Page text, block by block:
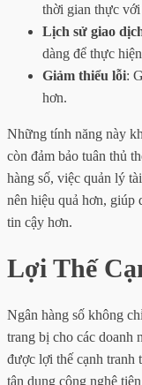
thời gian thực với
Lịch sử giao
dàng để thực
Giảm thiểu lỗi:
hơn.
Những tính năng này
còn đảm bảo tuân thủ
hàng số, việc quản lý
nên hiệu quả hơn, giúp
tin cậy hơn.
Lợi Thế
Ngân hàng số không
trang bị cho các doanh
được lợi thế cạnh tranh
tận dụng công nghệ